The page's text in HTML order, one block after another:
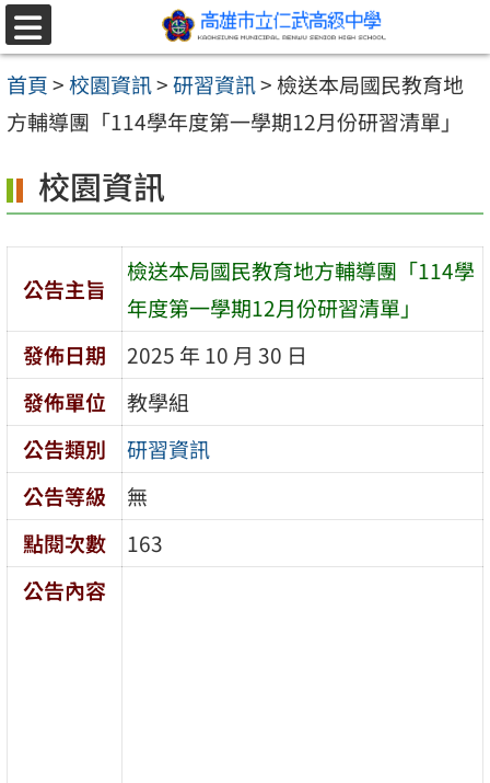
跳至主要內容區
選
單
首頁>校園資訊>研習資訊> 檢送本局國民教育地
方輔導團「114學年度第一學期12月份研習清單」
校園資訊
公告主旨
檢送本局國民教育地方輔導團「114學
年度第一學期12月份研習清單」
發佈日期
2025 年 10 月 30 日
發佈單位
教學組
公告類別
研習資訊
公告等級
無
點閱次數
163
公告內容